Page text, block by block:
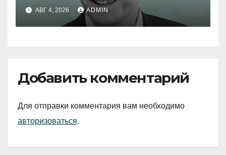
АВГ 4, 2026 ADMIN
Добавить комментарий
Для отправки комментария вам необходимо
авторизоваться.